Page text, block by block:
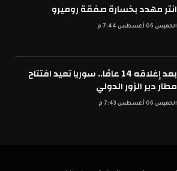
انتر مهدد بخسارة صفقة روميرو
الخميس 06 أغسطس 7:44 م
بعد إغلاقه 14 عامًا.. سوريا تعيد افتتاح
مطار دير الزور الدولي
الخميس 06 أغسطس 7:43 م